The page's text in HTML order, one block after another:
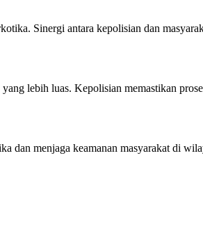
Sinergi antara kepolisian dan
lebih luas. Kepolisian memastikan
dan menjaga keamanan masyarakat di